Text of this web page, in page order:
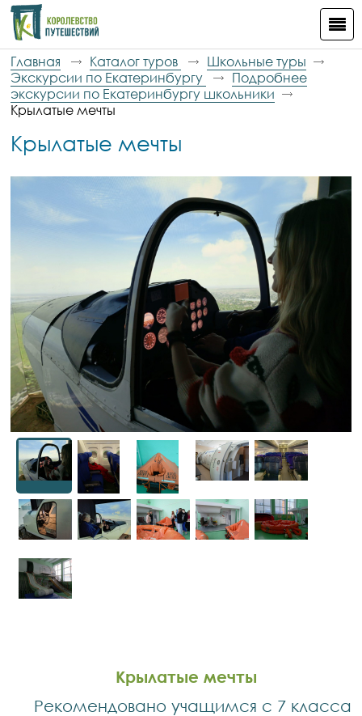
Главная Каталог туров
Школьные туры
Экскурсии по Екатеринбургу
Подробнее
экскурсии по Екатеринбургу школьники
Крылатые мечты
Крылатые мечты
Крылатые мечты
Рекомендовано учащимся с 7 класса